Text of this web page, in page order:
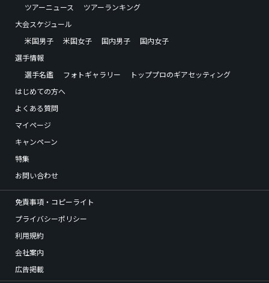
ツアーニュース
ツアーランキング
大会スケジュール
米国男子
米国女子 国内男子
国内女子
選手情報
選手名鑑
フォトギャラリー
トッププロのギアセッティング
はじめての方へ
よくある質問
マイページ
キャンペーン
特集
お問い合わせ
免責事項・コピーライト
プライバシーポリシー
利用規約
会社案内
広告掲載